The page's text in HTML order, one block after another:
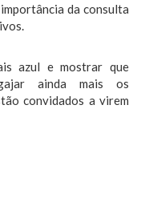
da consulta
azul e mostrar que
ainda mais os
convidados a virem